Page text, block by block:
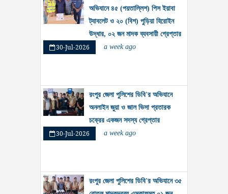
অভিযানে ৪৫ (পয়তাল্লিশ) পিস ইয়াবা
ট্যাবলেট ও ২০ (বিশ) পুড়িয়া হিরোইন
উদ্ধার, ০২ জন মাদক ব্যবসায়ী গ্রেপ্তার
30-Jul-2026 a week ago
রংপুর জেলা পুলিশের ডিবি'র অভিযানে
অনলাইন জুয়া ও জাল ভিসা প্রতারক
চক্রের একজন সদস্য গ্রেপ্তার
30-Jul-2026 a week ago
রংপুর জেলা পুলিশের ডিবি'র অভিযানে ৩৫